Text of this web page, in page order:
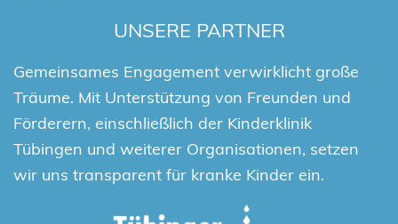
UNSERE PARTNER
Gemeinsames Engagement verwirklicht große
Träume. Mit Unterstützung von Freunden und
Förderern, einschließlich der Kinderklinik
Tübingen und weiterer Organisationen, setzen
wir uns transparent für kranke Kinder ein.